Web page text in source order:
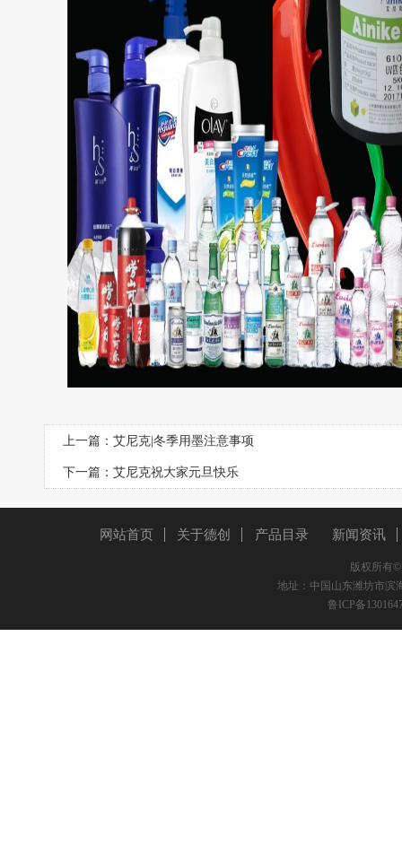
上一篇： 艾尼克|冬季用墨注意事项
下一篇： 艾尼克祝大家元旦快乐
网站首页 关于德创 产品目录 新闻资讯
版权所有
地址：中国山东潍坊市
鲁ICP备